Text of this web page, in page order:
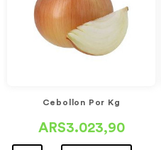
Cebollon Por Kg
ARS3.023,90